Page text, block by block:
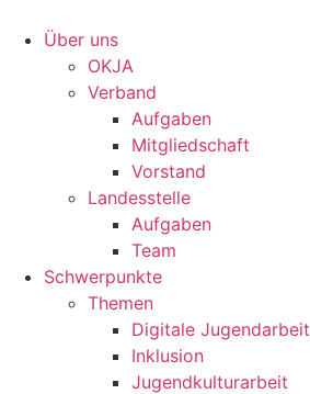
Inhalt
springen
Über uns
OKJA
Verband
Aufgaben
Mitgliedschaft
Vorstand
Landesstelle
Aufgaben
Team
Schwerpunkte
Themen
Digitale Jugendarbeit
Inklusion
Jugendkulturarbeit